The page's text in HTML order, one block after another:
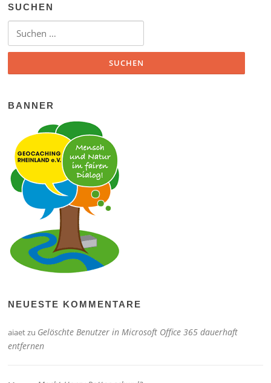
SUCHEN
Suchen nach:
BANNER
NEUESTE KOMMENTARE
aiaetzu Gelöschte Benutzer in Microsoft Office 365 dauerhaft
entfernen